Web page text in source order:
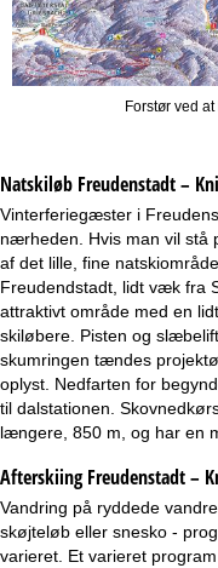
Forstør ved
Natskiløb Freudenstadt –
Vinterferiegæster i
nærheden. Hvis man vil stå
af det lille, fine
Freudendstadt, lidt væk fra
attraktivt område med en
skiløbere. Pisten og
skumringen tændes
oplyst. Nedfarten for
til dalstationen.
længere, 850 m, og har en
Afterskiing Freudenstadt –
Vandring på ryddede
skøjteløb eller snesko -
varieret. Et varieret